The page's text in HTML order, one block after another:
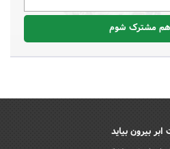
مشترک شوم
بیرون بیاید